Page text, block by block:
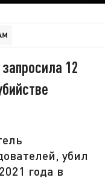
12
убил
года в